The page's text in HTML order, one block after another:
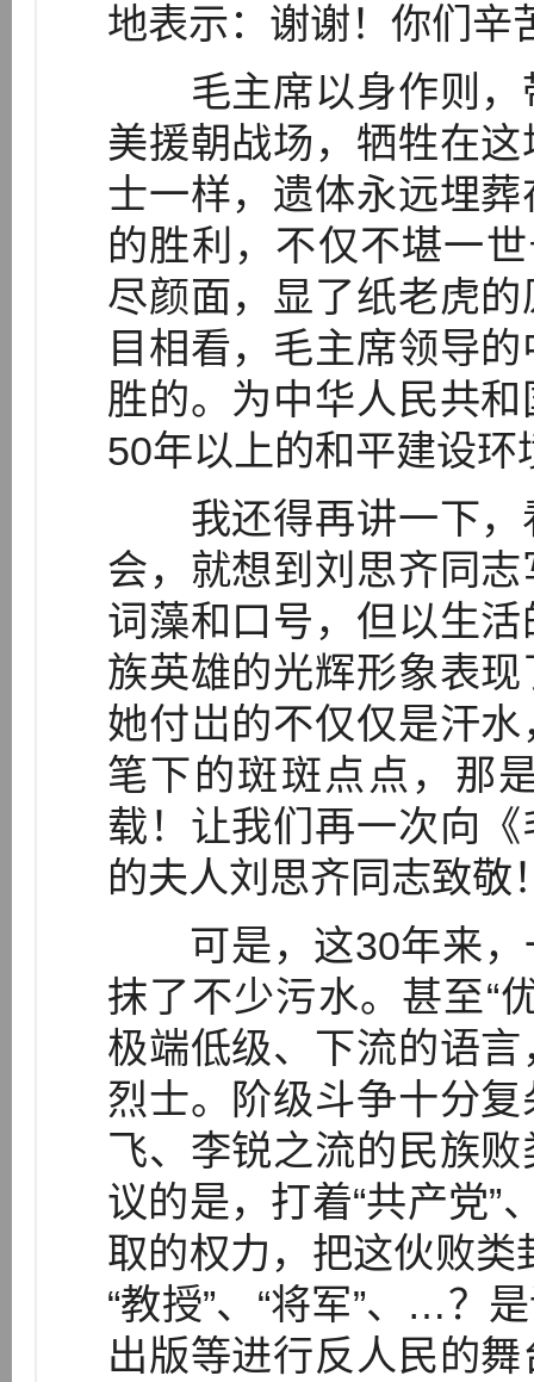
地表示：谢谢！你们辛
毛主席以身作则，
美援朝战场，牺牲在
士一样，遗体永远埋
的胜利，不仅不堪一
尽颜面，显了纸老虎
目相看，毛主席领导
胜的。为中华人民共
50年以上的和平建设环
我还得再讲一下，
会，就想到刘思齐同
词藻和口号，但以生
族英雄的光辉形象表
她付岀的不仅仅是汗
笔下的斑斑点点，那
载！让我们再一次向
的夫人刘思齐同志致敬
可是，这30年来，
抹了不少污水。甚至“
极端低级、下流的语
烈士。阶级斗争十分
飞、李锐之流的民族
议的是，打着“共产党”
取的权力，把这伙败类
“教授”、“将军”、…？
出版等进行反人民的